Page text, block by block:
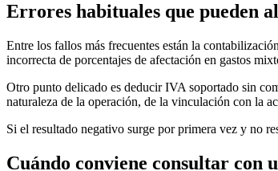
Errores habituales que pueden
Entre los fallos más frecuentes están la
incorrecta de porcentajes de afectación en gastos
Otro punto delicado es deducir IVA soportado sin
naturaleza de la operación, de la vinculación con la
Si el resultado negativo surge por primera vez y no
Cuándo conviene consultar con